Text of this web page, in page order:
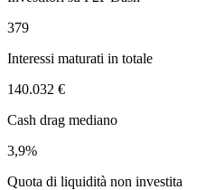
379
Interessi maturati in totale
140.032 €
Cash drag mediano
3,9%
Quota di liquidità non investita